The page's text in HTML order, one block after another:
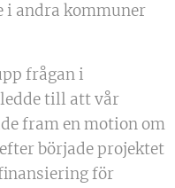
i andra kommuner
frågan i
till att vår
fram en motion om
började projektet
för